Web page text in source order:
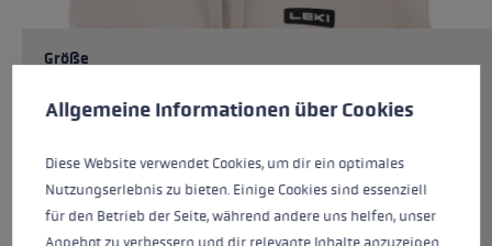
Größe
Farben beige
Cookie-Voreinstellungen
Allgemeine Informationen über Cookies
Diese Website verwendet Cookies, um dir ein optimales
Nutzungserlebnis zu bieten. Einige Cookies sind essenziell
für den Betrieb der Seite, während andere uns helfen, unser
Angebot zu verbessern und dir relevante Inhalte anzuzeigen.